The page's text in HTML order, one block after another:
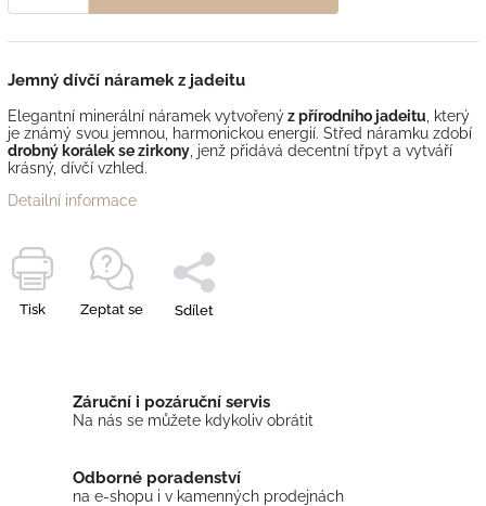
Jemný dívčí náramek z jadeitu
Elegantní minerální náramek vytvořenýz přírodního jadeitu , který
je známý svou jemnou, harmonickou energií. Střed náramku zdobí
drobný korálek se zirkony , jenž přidává decentní třpyt a vytváří
krásný, dívčí vzhled.
Detailní informace
Tisk Zeptat se Sdílet
Záruční i pozáruční servis
Na nás se můžete kdykoliv obrátit
Odborné poradenství
na e-shopu i v kamenných prodejnách